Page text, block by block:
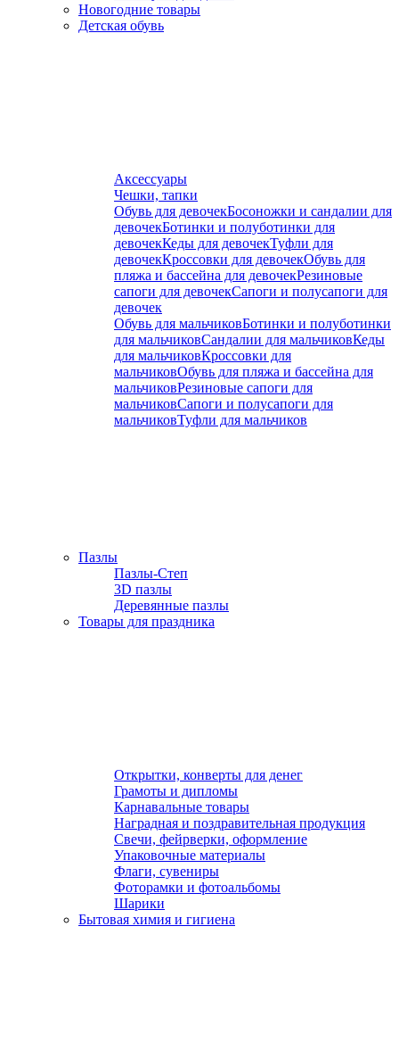
Новогодние товары
Детская обувь
Аксессуары
Чешки, тапки
Обувь для девочекБосоножки и сандалии для
девочекБотинки и полуботинки для
девочекКеды для девочекТуфли для
девочекКроссовки для девочекОбувь для
пляжа и бассейна для девочекРезиновые
сапоги для девочекСапоги и полусапоги для
девочек
Обувь для мальчиковБотинки и полуботинки
для мальчиковСандалии для мальчиковКеды
для мальчиковКроссовки для
мальчиковОбувь для пляжа и бассейна для
мальчиковРезиновые сапоги для
мальчиковСапоги и полусапоги для
мальчиковТуфли для мальчиков
Пазлы
Пазлы-Степ
3D пазлы
Деревянные пазлы
Товары для праздника
Открытки, конверты для денег
Грамоты и дипломы
Карнавальные товары
Наградная и поздравительная продукция
Свечи, фейрверки, оформление
Упаковочные материалы
Флаги, сувениры
Фоторамки и фотоальбомы
Шарики
Бытовая химия и гигиена